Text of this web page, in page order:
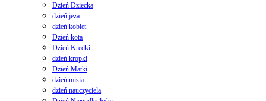
Dzień Dziecka
dzień jeża
dzień kobiet
Dzień kota
Dzień Kredki
dzień kropki
Dzień Matki
dzień misia
dzień nauczyciela